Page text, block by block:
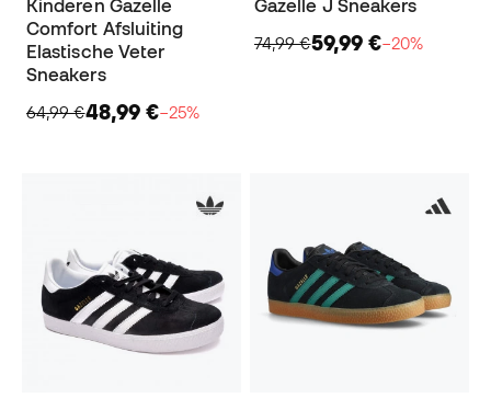
Kinderen Gazelle
Comfort Afsluiting
Elastische Veter
Sneakers
64,99 €48,99 €−25%
Gazelle J Sneakers
74,99 €59,99 €−20%